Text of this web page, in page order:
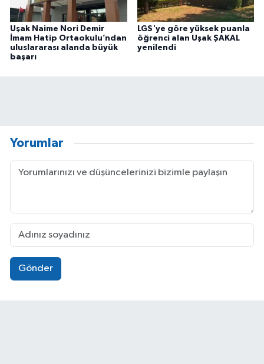
Uşak Naime Nori Demir
İmam Hatip Ortaokulu’ndan
uluslararası alanda büyük
başarı
LGS'ye göre yüksek puanla
öğrenci alan Uşak ŞAKAL
yenilendi
Yorumlar
Gönder